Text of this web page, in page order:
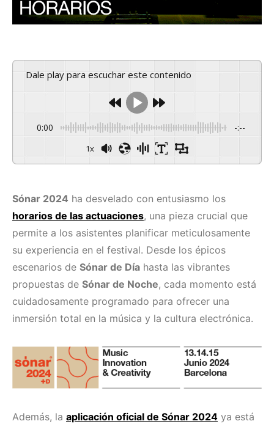
Dale play para escuchar este contenido
0:00 -:--
1x
Sónar 2024 ha desvelado con entusiasmo los
horarios de las actuaciones, una pieza crucial que
permite a los asistentes planificar meticulosamente
su experiencia en el festival. Desde los épicos
escenarios de Sónar de Día hasta las vibrantes
propuestas de Sónar de Noche, cada momento está
cuidadosamente programado para ofrecer una
inmersión total en la música y la cultura electrónica.
Además, la aplicación oficial de Sónar 2024 ya está